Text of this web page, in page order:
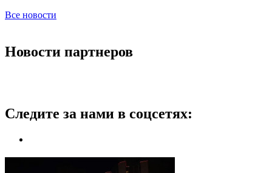
Все новости
Новости партнеров
Следите за нами в соцсетях: